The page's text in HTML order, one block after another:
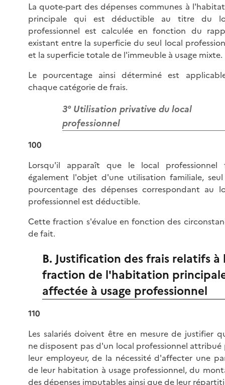
La quote-part des dépenses communes à
principale qui est déductible au titre du
professionnel est calculée en fonction du
existant entre la superficie du seul local
et la superficie totale de l'immeuble à usage mixte.
Le pourcentage ainsi déterminé est
chaque catégorie de frais.
3° Utilisation privative du local
professionnel
100
Lorsqu'il apparaît que le local professionnel
également l'objet d'une utilisation familiale,
pourcentage des dépenses correspondant au
professionnel est déductible.
Cette fraction s'évalue en fonction des
de fait.
B. Justification des frais relatifs à
fraction de l'habitation
affectée à usage professionnel
110
Les salariés doivent être en mesure de justifier
ne disposent pas d'un local professionnel attribué
leur employeur, de la nécessité d'affecter une
de leur habitation à usage professionnel, du
des dépenses imputables ainsi que de leur